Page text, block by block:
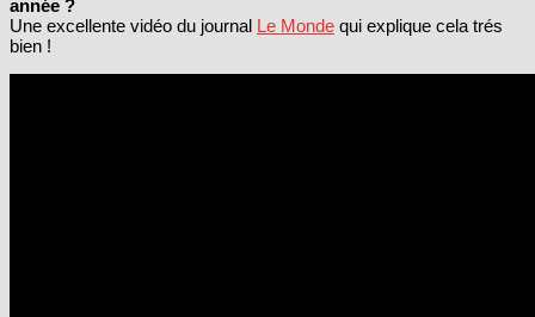
année ?
Une excellente vidéo du journal Le Monde qui explique cela trés
bien !